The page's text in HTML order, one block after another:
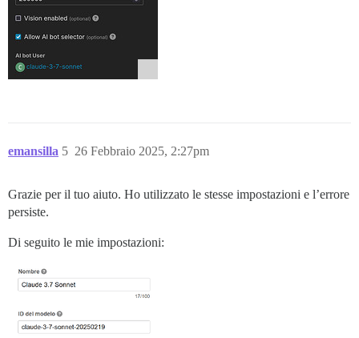
emansilla 26 Febbraio 2025, 2:27pm
5
Grazie per il tuo aiuto. Ho utilizzato le stesse impostazioni e l’errore
persiste.
Di seguito le mie impostazioni: